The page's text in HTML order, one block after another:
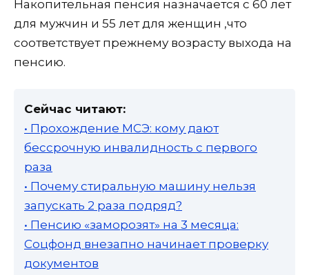
Накопительная пенсия назначается с 60 лет
для мужчин и 55 лет для женщин ,что
соответствует прежнему возрасту выхода на
пенсию.
Сейчас читают:
• Прохождение МСЭ: кому дают
бессрочную инвалидность с первого
раза
• Почему стиральную машину нельзя
запускать 2 раза подряд?
• Пенсию «заморозят» на 3 месяца:
Соцфонд внезапно начинает проверку
документов